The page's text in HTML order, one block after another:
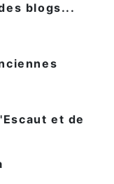
blogs...
et de